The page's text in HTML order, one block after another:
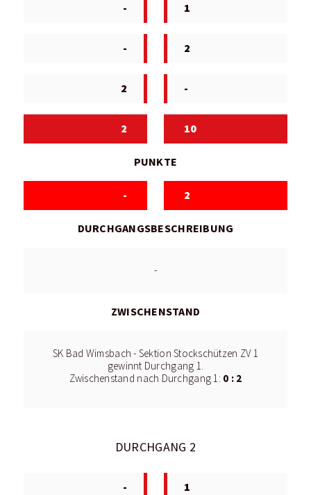
- 1
- 2
2 -
2 10
PUNKTE
- 2
DURCHGANGSBESCHREIBUNG
-
ZWISCHENSTAND
SK Bad Wimsbach - Sektion Stockschützen ZV 1
gewinnt Durchgang 1.
Zwischenstand nach Durchgang 1: 0 : 2
DURCHGANG 2
- 1